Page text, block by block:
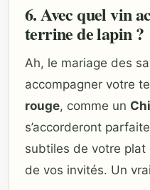
6. Avec quel vin
terrine de lapin ?
Ah, le mariage des
accompagner votre
rouge, comme un
s’accorderont
subtiles de votre plat
de vos invités. Un